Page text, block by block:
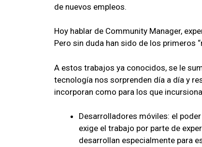
de nuevos empleos.
Hoy hablar de Community Manager,
Pero sin duda han sido de los primeros
A estos trabajos ya conocidos, se le
tecnología nos sorprenden día a día y
incorporan como para los que
Desarrolladores móviles: el
exige el trabajo por parte de
desarrollan especialmente para